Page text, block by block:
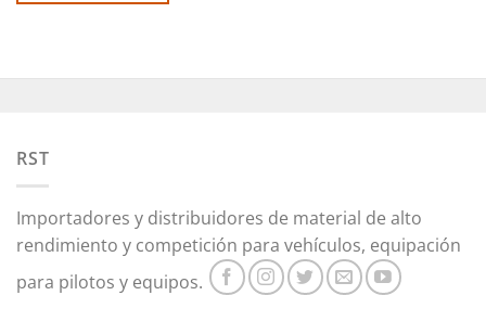
RST
Importadores y distribuidores de material de alto
rendimiento y competición para vehículos, equipación
para pilotos y equipos.